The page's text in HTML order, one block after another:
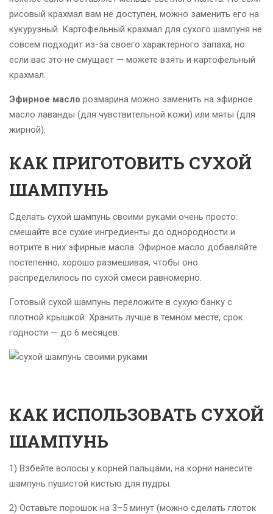
рисовый крахмал вам не доступен, можно заменить его на
кукурузный. Картофельный крахмал для сухого шампуня не
совсем подходит из-за своего характерного запаха, но
если вас это не смущает — можете взять и картофельный
крахмал.
Эфирное масло розмарина можно заменить на эфирное
масло лаванды (для чувствительной кожи) или мяты (для
жирной).
КАК ПРИГОТОВИТЬ СУХОЙ
ШАМПУНЬ
Сделать сухой шампунь своими руками очень просто:
смешайте все сухие ингредиенты до однородности и
вотрите в них эфирные масла. Эфирное масло добавляйте
постепенно, хорошо размешивая, чтобы оно
распределилось по сухой смеси равномерно.
Готовый сухой шампунь переложите в сухую банку с
плотной крышкой. Хранить лучше в тёмном месте, срок
годности — до 6 месяцев.
КАК ИСПОЛЬЗОВАТЬ СУХОЙ
ШАМПУНЬ
1) Взбейте волосы у корней пальцами, на корни нанесите
шампунь пушистой кистью для пудры.
2) Оставьте порошок на 3–5 минут (можно сделать глоток